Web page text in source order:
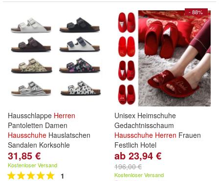
Hausschlappe Herren
Pantoletten Damen
Hausschuhe Hauslatschen
Sandalen Korksohle
31,85 €
Kostenloser Versand
1
- 88%
Unisex Heimschuhe
Gedachtnisschaum
Hausschuhe Herren Frauen
Festlich Hotel
ab 23,94 €
196,00 €
Kostenloser Versand